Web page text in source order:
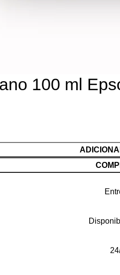
100 ml